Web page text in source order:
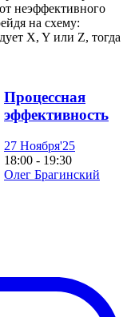
неэффективного
на схему:
X, Y или Z, тогда
Процессная
эффективность
27 Ноября'25
18:00 - 19:30
Олег Брагинский